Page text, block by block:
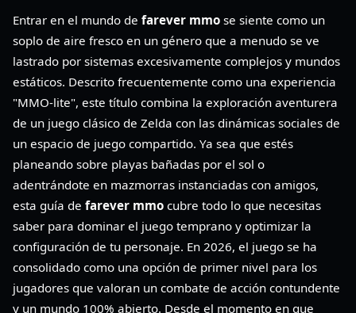
Entrar en el mundo de farever mmo se siente como un
soplo de aire fresco en un género que a menudo se ve
lastrado por sistemas excesivamente complejos y mundos
estáticos. Descrito frecuentemente como una experiencia
"MMO-lite", este título combina la exploración aventurera
de un juego clásico de Zelda con las dinámicas sociales de
un espacio de juego compartido. Ya sea que estés
planeando sobre playas bañadas por el sol o
adentrándote en mazmorras instanciadas con amigos,
esta guía de farever mmo cubre todo lo que necesitas
saber para dominar el juego temprano y optimizar la
configuración de tu personaje. En 2026, el juego se ha
consolidado como una opción de primer nivel para los
jugadores que valoran un combate de acción contundente
y un mundo 100% abierto. Desde el momento en que